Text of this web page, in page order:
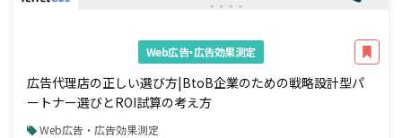
Web広告・広告効果測定
広告代理店の正しい選び方|BtoB企業のための戦略設計型パ
ートナー選びとROI試算の考え方
Web広告・広告効果測定